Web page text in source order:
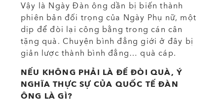
Vậy là Ngày Đàn ông dần bị biến thành
phiên bản đối trọng của Ngày Phụ nữ, một
dịp để đòi lại công bằng trong cán cân
tặng quà. Chuyện bình đẳng giới ở đây bị
giản lược thành bình đẳng… quà cáp.
NẾU KHÔNG PHẢI LÀ ĐỂ ĐÒI QUÀ, Ý
NGHĨA THỰC SỰ CỦA QUỐC TẾ ĐÀN
ÔNG LÀ GÌ?